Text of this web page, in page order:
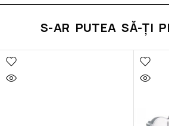
S-AR PUTEA SĂ-ȚI